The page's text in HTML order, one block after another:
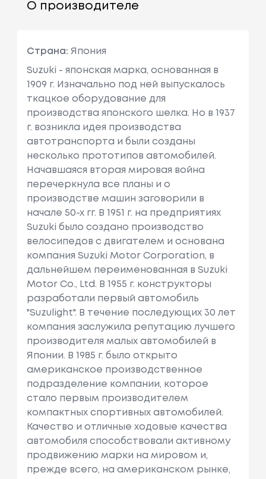
О производителе
Страна: Япония
Suzuki - японская марка, основанная в
1909 г. Изначально под ней выпускалось
ткацкое оборудование для
производства японского шелка. Но в 1937
г. возникла идея производства
автотранспорта и были созданы
несколько прототипов автомобилей.
Начавшаяся вторая мировая война
перечеркнула все планы и о
производстве машин заговорили в
начале 50-х гг. В 1951 г. на предприятиях
Suzuki было создано производство
велосипедов с двигателем и основана
компания Suzuki Motor Corporation, в
дальнейшем переименованная в Suzuki
Motor Co., Ltd. В 1955 г. конструкторы
разработали первый автомобиль
"Suzulight". В течение последующих 30 лет
компания заслужила репутацию лучшего
производителя малых автомобилей в
Японии. В 1985 г. было открыто
американское производственное
подразделение компании, которое
стало первым производителем
компактных спортивных автомобилей.
Качество и отличные ходовые качества
автомобиля способствовали активному
продвижению марки на мировом и,
прежде всего, на американском рынке,